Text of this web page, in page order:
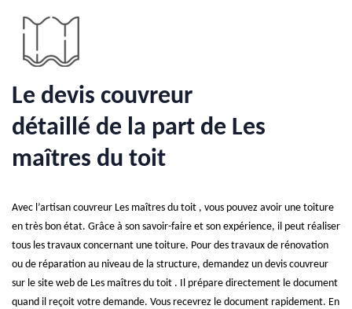
Le devis couvreur
détaillé de la part de Les
maîtres du toit
Avec l’artisan couvreur Les maîtres du toit , vous pouvez avoir une toiture
en très bon état. Grâce à son savoir-faire et son expérience, il peut réaliser
tous les travaux concernant une toiture. Pour des travaux de rénovation
ou de réparation au niveau de la structure, demandez un devis couvreur
sur le site web de Les maîtres du toit . Il prépare directement le document
quand il reçoit votre demande. Vous recevrez le document rapidement. En